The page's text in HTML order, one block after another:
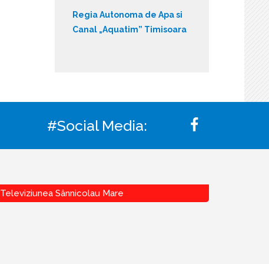
Regia Autonoma de Apa si
Canal „Aquatim” Timisoara
#Social Media:
Televiziunea Sânnicolau Mare